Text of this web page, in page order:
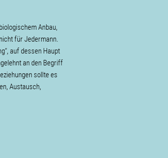
Anbau,
für Jedermann.
auf dessen Haupt
an den Begriff
sollte es
Austausch,